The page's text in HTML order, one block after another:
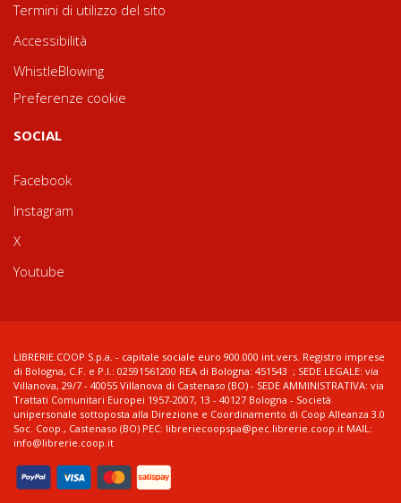
Termini di utilizzo del sito
Accessibilità
WhistleBlowing
Preferenze cookie
SOCIAL
Facebook
Instagram
X
Youtube
LIBRERIE.COOP S.p.a. - capitale sociale euro 900.000 int.vers. Registro imprese
di Bologna, C.F. e P.I.: 02591561200 REA di Bologna: 451543 ; SEDE LEGALE: via
Villanova, 29/7 - 40055 Villanova di Castenaso (BO) - SEDE AMMINISTRATIVA: via
Trattati Comunitari Europei 1957-2007, 13 - 40127 Bologna - Società
unipersonale sottoposta alla Direzione e Coordinamento di Coop Alleanza 3.0
Soc. Coop., Castenaso (BO) PEC: libreriecoopspa@pec.librerie.coop.it MAIL:
info@librerie.coop.it